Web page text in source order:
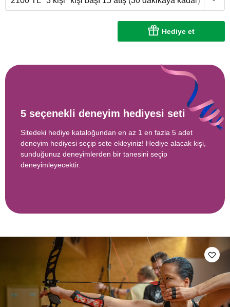
Hediye et
5 seçenekli deneyim hediyesi seti
Sitedeki hediye kataloğundan en az 1 en fazla 5 adet
deneyim hediyesi seçip sete ekleyiniz! Hediye alacak kişi,
sunduğunuz deneyimlerden bir tanesini seçip
deneyimleyecektir.